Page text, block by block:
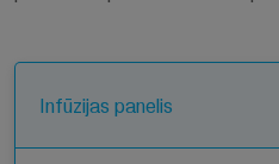
Infūzijas panelis